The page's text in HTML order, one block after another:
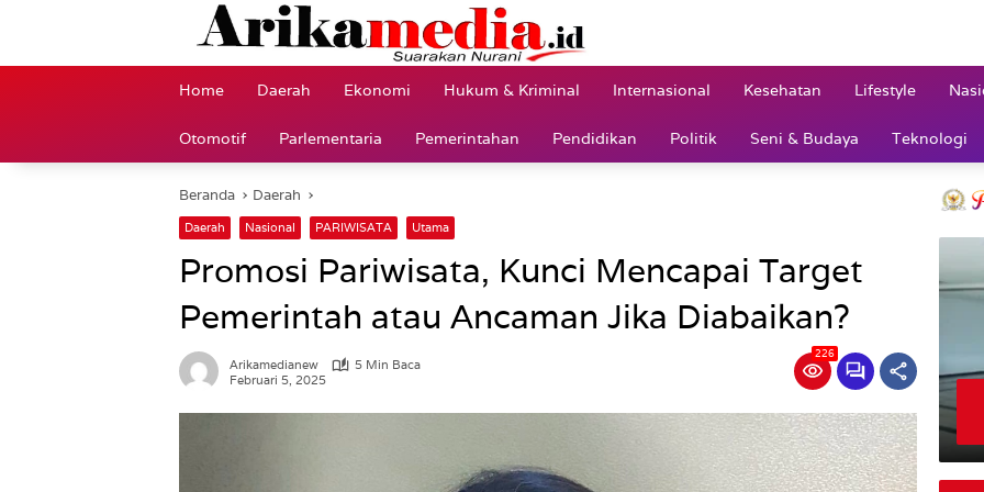
Home Daerah Ekonomi Hukum & Kriminal Internasional Kesehatan Lifestyle
Otomotif Parlementaria Pemerintahan Pendidikan Politik Seni & Budaya Teknologi
Beranda Daerah
Daerah Nasional PARIWISATA Utama
Promosi Pariwisata, Kunci Mencapai Target
Pemerintah atau Ancaman Jika Diabaikan?
Arikamedianew
5 Min Baca
Februari 5, 2025
226